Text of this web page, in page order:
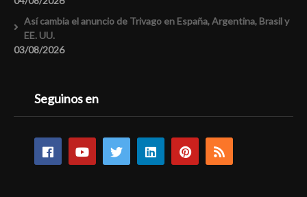
Así cambia el anuncio de Trivago en España, Argentina, Brasil y
EE. UU.
03/08/2026
Seguinos en